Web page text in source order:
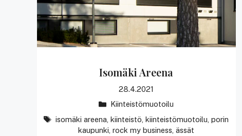
Isomäki Areena
28.4.2021
Kategoriat
Kiinteistömuotoilu
avainsanat
isomäki areena ,kiinteistö ,kiinteistömuotoilu ,porin
kaupunki ,rock my business ,ässät